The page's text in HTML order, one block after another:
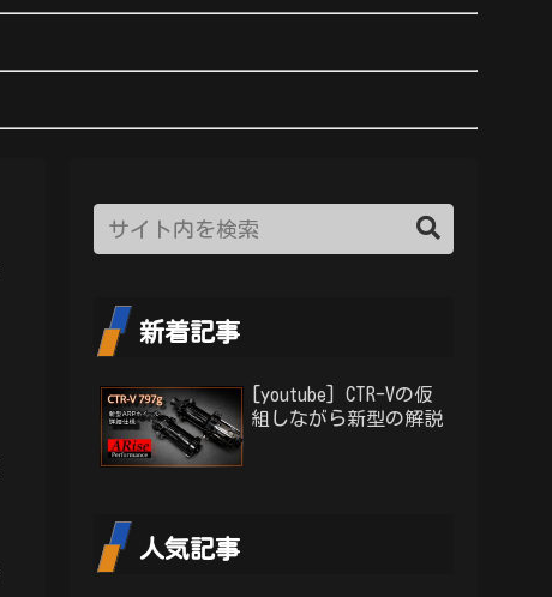
新着記事
[youtube] CTR-Vの仮
組しながら新型の解説
人気記事